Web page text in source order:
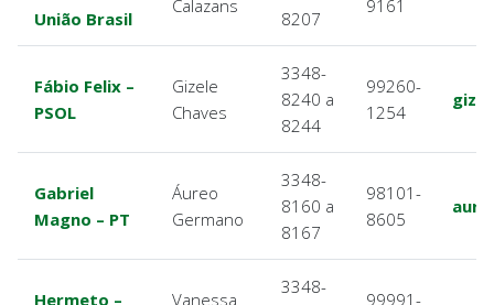
União Brasil
Calazans
8207
9161
Fábio Felix –
PSOL
Gizele
Chaves
3348-
8240 a
8244
99260-
1254
Gabriel
Magno – PT
Áureo
Germano
3348-
8160 a
8167
98101-
8605
Hermeto –
Vanessa
3348-
99991-